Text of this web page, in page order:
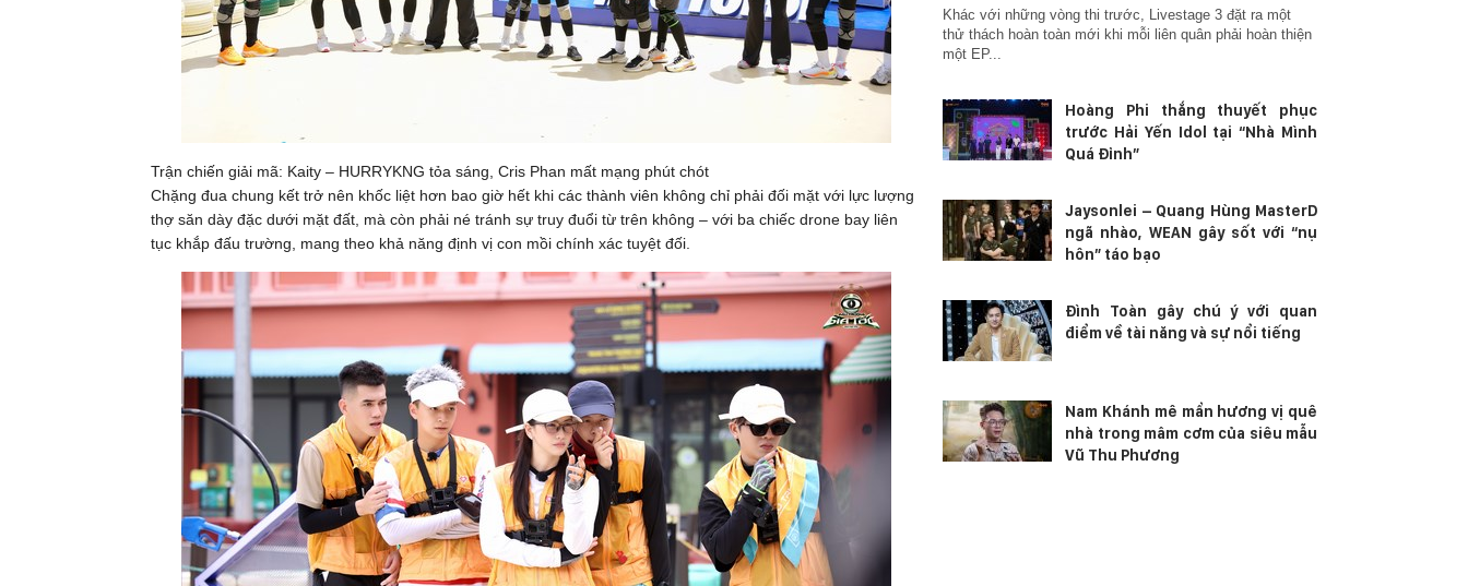
Trận chiến giải mã: Kaity – HURRYKNG tỏa sáng, Cris Phan mất mạng phút chót
Chặng đua chung kết trở nên khốc liệt hơn bao giờ hết khi các thành viên không chỉ phải đối mặt với lực lượng
thợ săn dày đặc dưới mặt đất, mà còn phải né tránh sự truy đuổi từ trên không – với ba chiếc drone bay liên
tục khắp đấu trường, mang theo khả năng định vị con mồi chính xác tuyệt đối.
Khác với những vòng thi trước, Livestage 3 đặt ra một
thử thách hoàn toàn mới khi mỗi liên quân phải hoàn thiện
một EP...
Hoàng Phi thắng thuyết phục
trước Hải Yến Idol tại “Nhà Mình
Quá Đỉnh”
Jaysonlei – Quang Hùng MasterD
ngã nhào, WEAN gây sốt với “nụ
hôn” táo bạo
Đình Toàn gây chú ý với quan
điểm về tài năng và sự nổi tiếng
Nam Khánh mê mẩn hương vị quê
nhà trong mâm cơm của siêu mẫu
Vũ Thu Phương